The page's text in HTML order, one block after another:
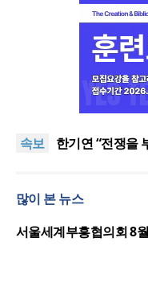
속보
“한국 복음의
주길”
한기연 “전쟁을
성회 위해 협력
“한국 복음의 시
“기도로 시작
주길”
많이 본 뉴스
서울세계부흥협의회 8